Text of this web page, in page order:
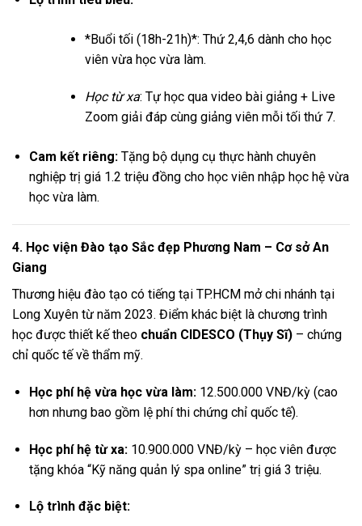
*Buổi tối (18h-21h)*: Thứ 2,4,6 dành cho học
viên vừa học vừa làm.
Học từ xa: Tự học qua video bài giảng + Live
Zoom giải đáp cùng giảng viên mỗi tối thứ 7.
Cam kết riêng:Tặng bộ dụng cụ thực hành chuyên
nghiệp trị giá 1.2 triệu đồng cho học viên nhập học hệ vừa
học vừa làm.
4. Học viện Đào tạo Sắc đẹp Phương Nam – Cơ sở An
Giang
Thương hiệu đào tạo có tiếng tại TP.HCM mở chi nhánh tại
Long Xuyên từ năm 2023. Điểm khác biệt là chương trình
học được thiết kế theo chuẩn CIDESCO (Thụy Sĩ) – chứng
chỉ quốc tế về thẩm mỹ.
Học phí hệ vừa học vừa làm:12.500.000 VNĐ/kỳ (cao
hơn nhưng bao gồm lệ phí thi chứng chỉ quốc tế).
Học phí hệ từ xa:10.900.000 VNĐ/kỳ – học viên được
tặng khóa “Kỹ năng quản lý spa online” trị giá 3 triệu.
Lộ trình đặc biệt: